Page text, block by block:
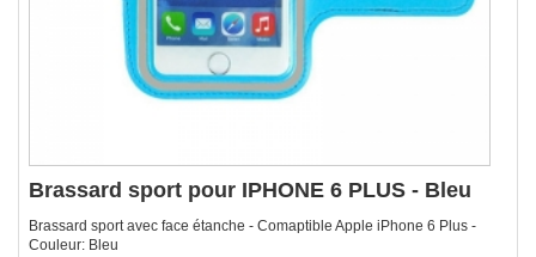
Brassard sport pour IPHONE 6 PLUS - Bleu
Brassard sport avec face étanche - Comaptible Apple iPhone 6 Plus -
Couleur: Bleu